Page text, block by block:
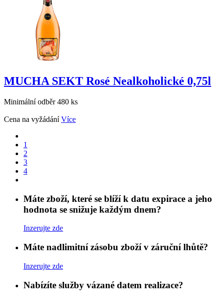
MUCHA SEKT Rosé Nealkoholické 0,75l
Minimální odběr 480 ks
Cena na vyžádáníVíce
1
2
3
4
Máte zboží, které se blíží k datu expirace a jeho
hodnota se snižuje každým dnem?
Inzerujte zde
Máte nadlimitní zásobu zboží v záruční lhůtě?
Inzerujte zde
Nabízíte služby vázané datem realizace?